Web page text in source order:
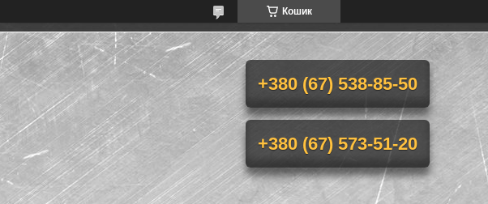
Кошик
+380 (67) 538-85-50
+380 (67) 573-51-20